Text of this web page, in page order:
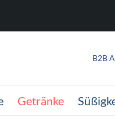
B2B
Getränke